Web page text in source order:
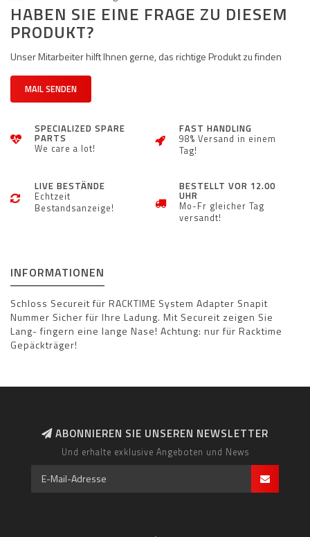
HABEN SIE EINE FRAGE ZU DIESEM
PRODUKT?
Unser Mitarbeiter hilft Ihnen gerne, das richtige Produkt zu finden
MAIL SENDEN
SPECIALIZED SPARE
PARTS
We care a lot!
FAST HANDLING
98% Versand in einem
Tag!
LIVE BESTÄNDE
Echtzeit
Bestandsanzeige!
BESTELLT VOR 12.00
UHR
Mo-Fr gleicher Tag
versandt!
INFORMATIONEN
Schloss Secureit für RACKTIME System Adapter Snapit
Nummer Sicher für Ihre Ladung. Mit Secureit zeigen Sie
Lang- fingern eine lange Nase! Achtung: nur für Racktime
Gepäckträger!
ABONNIEREN SIE UNSEREN NEWSLETTER
Und erhalte exklusive Angeboten und News